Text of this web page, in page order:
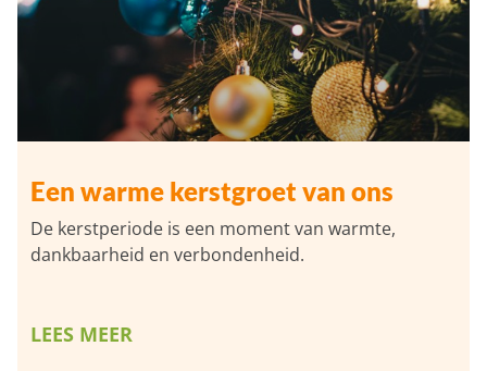
Een warme kerstgroet van ons
De kerstperiode is een moment van warmte,
dankbaarheid en verbondenheid.
LEES MEER